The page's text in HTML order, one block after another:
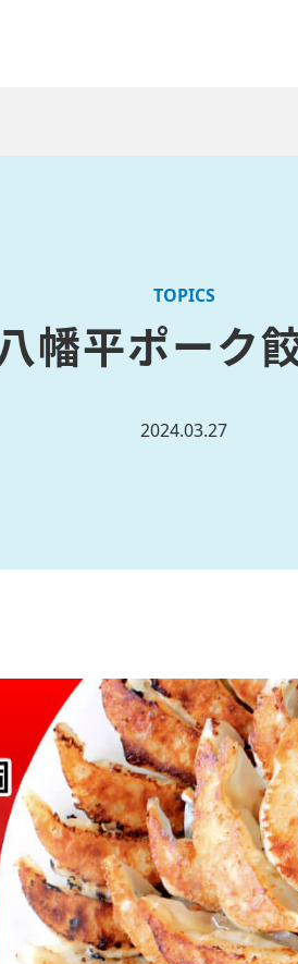
幡平ポーク餃
TOPICS
2024.03.27